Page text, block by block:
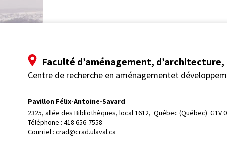
Faculté d’aménagement, d’architecture,
Centre de recherche en aménagementet
Pavillon Félix-Antoine-Savard
2325, allée des Bibliothèques, local 1612, Québec (Québec)  G1V
Téléphone : 418 656-7558
Courriel : crad@crad.ulaval.ca